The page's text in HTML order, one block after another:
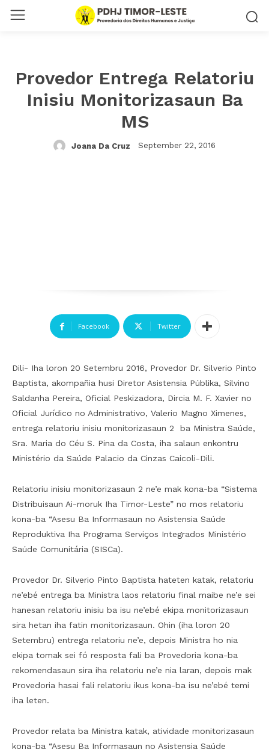
Provedor Entrega Relatoriu
Inisiu Monitorizasaun Ba
MS
Joana Da Cruz September 22, 2016
Facebook Twitter
Dili- Iha loron 20 Setembru 2016, Provedor Dr. Silverio Pinto
Baptista, akompañia husi Diretor Asistensia Públika, Silvino
Saldanha Pereira, Oficial Peskizadora, Dircia M. F. Xavier no
Oficial Jurídico no Administrativo, Valerio Magno Ximenes,
entrega relatoriu inisiu monitorizasaun 2 ba Ministra Saúde,
Sra. Maria do Céu S. Pina da Costa, iha salaun enkontru
Ministério da Saúde Palacio da Cinzas Caicoli-Dili.
Relatoriu inisiu monitorizasaun 2 ne’e mak kona-ba “Sistema
Distribuisaun Ai-moruk Iha Timor-Leste” no mos relatoriu
kona-ba “Asesu Ba Informasaun no Asistensia Saúde
Reproduktiva Iha Programa Serviços Integrados Ministério
Saúde Comunitária (SISCa).
Provedor Dr. Silverio Pinto Baptista hateten katak, relatoriu
ne’ebé entrega ba Ministra laos relatoriu final maibe ne’e sei
hanesan relatoriu inisiu ba isu ne’ebé ekipa monitorizasaun
sira hetan iha fatin monitorizasaun. Ohin (iha loron 20
Setembru) entrega relatoriu ne’e, depois Ministra ho nia
ekipa tomak sei fó resposta fali ba Provedoria kona-ba
rekomendasaun sira iha relatoriu ne’e nia laran, depois mak
Provedoria hasai fali relatoriu ikus kona-ba isu ne’ebé temi
iha leten.
Provedor relata ba Ministra katak, atividade monitorizasaun
kona-ba “Asesu Ba Informasaun no Asistensia Saúde